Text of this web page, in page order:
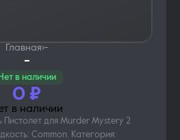
Главная›-
-
Нет в наличии
0 ₽
в наличии
Пистолет для Murder Mystery 2
Common. Категория: